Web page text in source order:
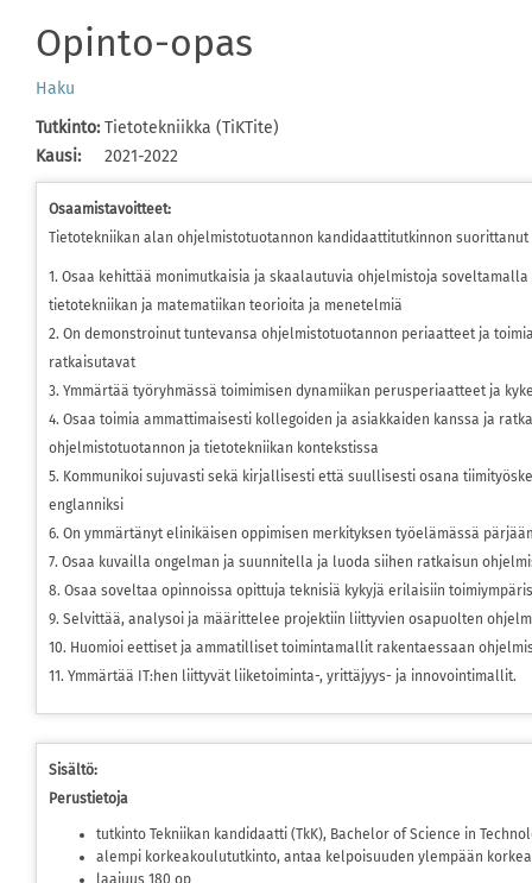
Opinto-opas
Haku
Tutkinto: Tietotekniikka (TiKTite)
Kausi: 2021-2022
Osaamistavoitteet:
Tietotekniikan alan ohjelmistotuotannon kandidaattitutkinnon suorittanut
1. Osaa kehittää monimutkaisia ja skaalautuvia ohjelmistoja
tietotekniikan ja matematiikan teorioita ja menetelmiä
2. On demonstroinut tuntevansa ohjelmistotuotannon periaatteet ja
ratkaisutavat
3. Ymmärtää työryhmässä toimimisen dynamiikan perusperiaatteet ja
4. Osaa toimia ammattimaisesti kollegoiden ja asiakkaiden kanssa ja
ohjelmistotuotannon ja tietotekniikan kontekstissa
5. Kommunikoi sujuvasti sekä kirjallisesti että suullisesti osana
englanniksi
6. On ymmärtänyt elinikäisen oppimisen merkityksen työelämässä
7. Osaa kuvailla ongelman ja suunnitella ja luoda siihen ratkaisun
8. Osaa soveltaa opinnoissa opittuja teknisiä kykyjä erilaisiin
9. Selvittää, analysoi ja määrittelee projektiin liittyvien osapuolten
10. Huomioi eettiset ja ammatilliset toimintamallit rakentaessaan
11. Ymmärtää IT:hen liittyvät liiketoiminta-, yrittäjyys- ja innovointimallit.
Sisältö:
Perustietoja
tutkinto Tekniikan kandidaatti (TkK), Bachelor of Science in
alempi korkeakoulututkinto, antaa kelpoisuuden ylempään
laajuus 180 op